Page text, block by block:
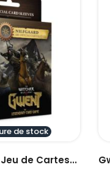
visibility
de stock
de Cartes...